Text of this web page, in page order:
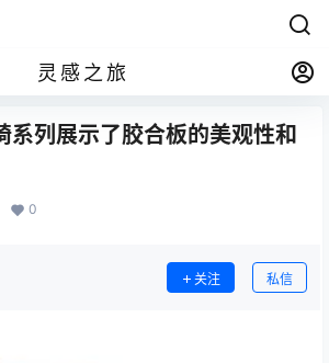
灵感之旅
系列展示了胶合板的美观性和
0
关注 私信